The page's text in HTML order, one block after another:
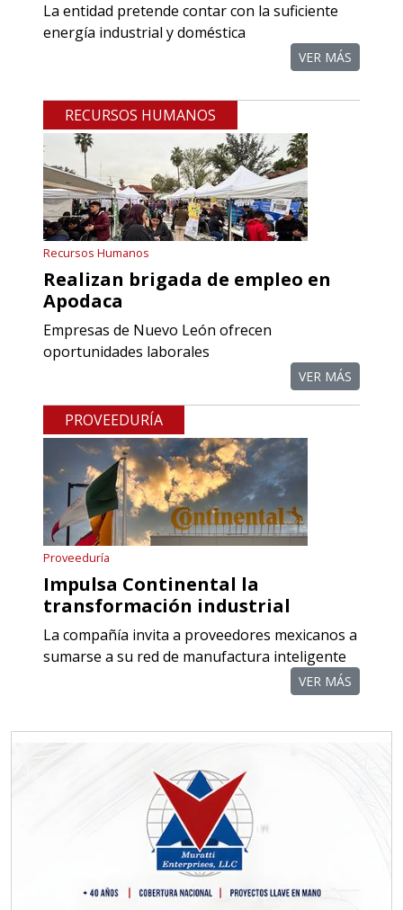
La entidad pretende contar con la suficiente
energía industrial y doméstica
VER MÁS
RECURSOS HUMANOS
Recursos Humanos
Realizan brigada de empleo en
Apodaca
Empresas de Nuevo León ofrecen
oportunidades laborales
VER MÁS
PROVEEDURÍA
Proveeduría
Impulsa Continental la
transformación industrial
La compañía invita a proveedores mexicanos a
sumarse a su red de manufactura inteligente
VER MÁS